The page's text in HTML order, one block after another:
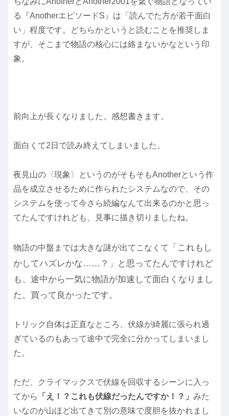
る『AnotherエピソードS』は「読んでた方が若干面白
い」程度です。どちらかというと読むことを推奨しま
すが、そこまで物語の核心には絡まないかなという印
象。
前向上が長くなりました。感想書きます。
面白くて2日で読み終えてしまいました。
夜見山の〈現象〉というのがそもそもAnotherという作
品を成立させるために作られたシステムなので、その
システムを使って今さら続編なんて出来るのかと思っ
てたんですけれども、見事に描き切りましたね。
物語の中盤までは大きな謎が出てこなくて
「これもし
かしてハズレかな……？」と思ってたんですけれど
も、途中から一気に物語が加速して面白くなりまし
た。買って良かったです。
トリック自体は正直なところ、伏線が綺麗に張られ過
ぎているのもあって途中で完全に分かってしまいまし
た。
ただ、クライマックスで伏線を回収するシーンに入っ
てから
「え！？これも伏線だったんですか！？」 みた
いなのが山ほど出てきて別の意味で度胆を抜かれまし